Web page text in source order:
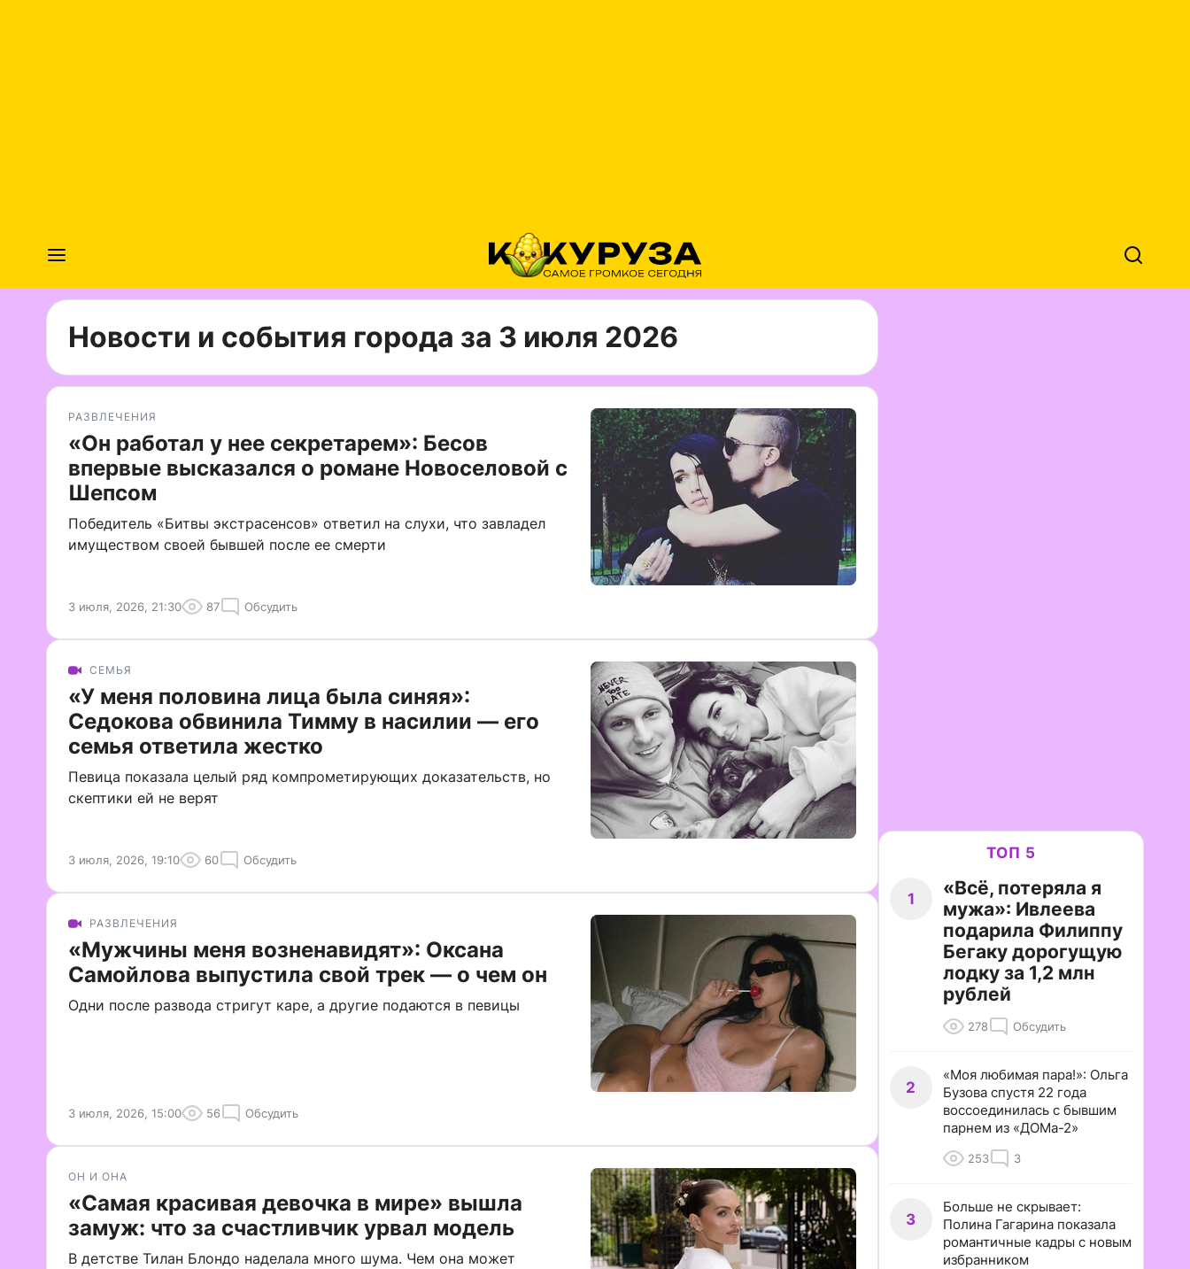
Новости и события города за 3 июля 2026
РАЗВЛЕЧЕНИЯ
«Он работал у нее секретарем»: Бесов
впервые высказался о романе Новоселовой с
Шепсом
Победитель «Битвы экстрасенсов» ответил на слухи, что завладел
имуществом своей бывшей после ее смерти
3 июля, 2026, 21:30 87 Обсудить
СЕМЬЯ
«У меня половина лица была синяя»:
Седокова обвинила Тимму в насилии — его
семья ответила жестко
Певица показала целый ряд компрометирующих доказательств, но
скептики ей не верят
3 июля, 2026, 19:10 60 Обсудить
РАЗВЛЕЧЕНИЯ
«Мужчины меня возненавидят»: Оксана
Самойлова выпустила свой трек — о чем он
Одни после развода стригут каре, а другие подаются в певицы
3 июля, 2026, 15:00 56 Обсудить
ОН И ОНА
«Самая красивая девочка в мире» вышла
замуж: что за счастливчик урвал модель
В детстве Тилан Блондо наделала много шума. Чем она может
ТОП 5
1
«Всё, потеряла я
мужа»: Ивлеева
подарила Филиппу
Бегаку дорогущую
лодку за 1,2 млн
рублей
278 Обсудить
2
«Моя любимая пара!»: Ольга
Бузова спустя 22 года
воссоединилась с бывшим
парнем из «ДОМа-2»
253 3
3
Больше не скрывает:
Полина Гагарина показала
романтичные кадры с новым
избранником